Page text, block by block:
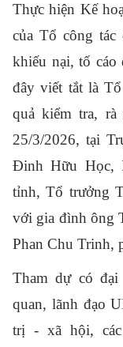
Thực hiện Kế
của Tổ công
khiếu nại, tố cáo
đây viết tắt là
quả kiểm tra, rà
25/3/2026, tại
Đinh Hữu Học,
tỉnh, Tổ trưởng
với gia đình ông
Phan Chu Trinh,
Tham dự có đại
quan, lãnh đạo
trị - xã hội, các